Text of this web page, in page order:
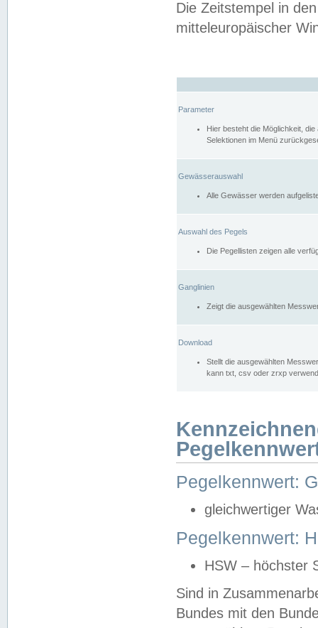
Die Zeitstempel in
mitteleuropäischer
Parameter
Hier besteht die Möglichkeit,
Selektionen im Menü
Gewässerauswahl
Alle Gewässer werden
Auswahl des Pegels
Die Pegellisten zeigen alle
Ganglinien
Zeigt die ausgewählten
Download
Stellt die ausgewählten
kann txt, csv oder zrxp
Pegelkennwert:
gleichwertiger
Pegelkennwert:
HSW – höchster
Sind in
Bundes mit den